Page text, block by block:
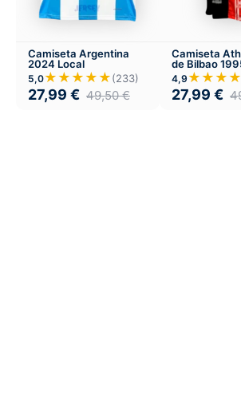
Camiseta Argentina
2024 Local
5,0★★★★★(233)
27,99 € 49,50€
Camiseta
de Bilbao
Versión
4,9
27,99 €